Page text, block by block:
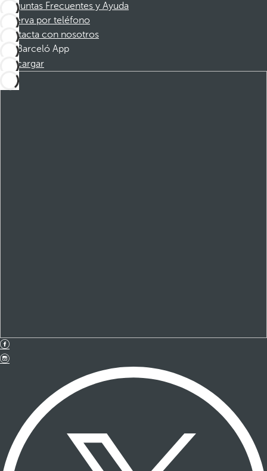
Preguntas Frecuentes y Ayuda
Reserva por teléfono
Contacta con nosotros
Barceló App
Descargar